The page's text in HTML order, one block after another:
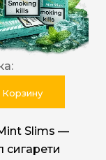
Корзину
Slims —
сигарети